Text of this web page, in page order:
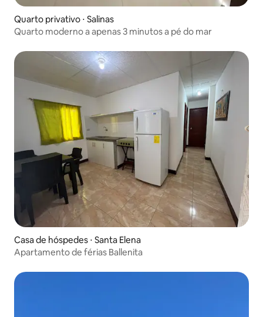
Quarto privativo ⋅ Salinas
Quarto moderno a apenas 3 minutos a pé do mar
Casa de hóspedes ⋅ Santa Elena
Apartamento de férias Ballenita